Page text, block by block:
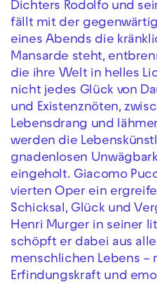
Dichters Rodolfo und
fällt mit der
eines Abends die
Mansarde steht,
die ihre Welt in helles
nicht jedes Glück von
und Existenznöten,
Lebensdrang und
werden die
gnadenlosen
eingeholt. Giacomo
vierten Oper ein
Schicksal, Glück und
Henri Murger in seiner
schöpft er dabei aus
menschlichen Lebens –
Erfindungskraft und